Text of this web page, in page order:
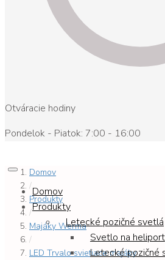
Otváracie hodiny
Pondelok - Piatok: 7:00 - 16:00
Domov
Produkty
Letecké pozičné svetlá
Svetlo na heliport
Letecké pozičné
Domov
/
Produkty
/
Majáky Werma
/
LED Trvalo svietiace majáky